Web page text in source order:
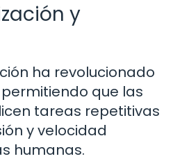
y
ha revolucionado
que las
tareas repetitivas
y velocidad
humanas.